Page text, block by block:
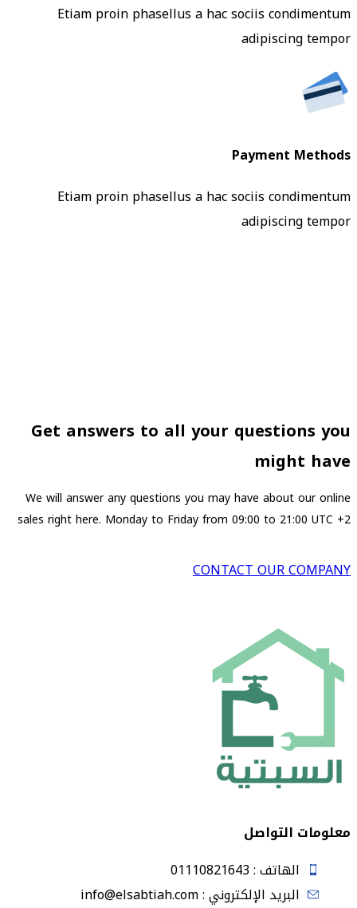
Etiam proin phasellus a hac sociis condimentum
adipiscing tempor
Payment Methods
Etiam proin phasellus a hac sociis condimentum
adipiscing tempor
Get answers to all your questions you
might have
We will answer any questions you may have about our online
sales right here. Monday to Friday from 09:00 to 21:00 UTC +2
CONTACT OUR COMPANY
معلومات التواصل
الهاتف : 01110821643
البريد الإلكتروني : info@elsabtiah.com